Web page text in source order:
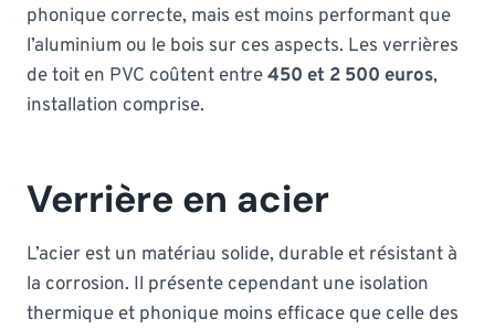
phonique correcte, mais est moins performant que
l’aluminium ou le bois sur ces aspects. Les verrières
de toit en PVC coûtent entre450 et 2 500 euros,
installation comprise.
Verrière en acier
L’acier est un matériau solide, durable et résistant à
la corrosion. Il présente cependant une isolation
thermique et phonique moins efficace que celle des